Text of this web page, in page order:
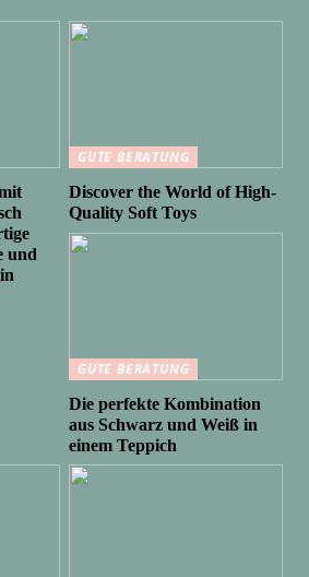
und
GUTE BERATUNG
Discover the World of High-
Quality Soft Toys
GUTE BERATUNG
Die perfekte Kombination
aus Schwarz und Weiß in
einem Teppich